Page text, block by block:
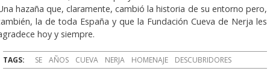
hazaña que, claramente, cambió la historia de su entorno pero,
la de toda España y que la Fundación Cueva de Nerja les
hoy y siempre.
TAGS: SE AÑOS CUEVA NERJA HOMENAJE DESCUBRIDORES